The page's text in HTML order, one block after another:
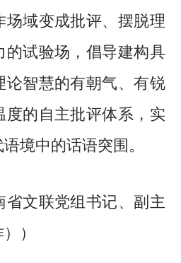
域变成批评、摆脱理
试验场，倡导建构具
智慧的有朝气、有锐
的自主批评体系，实
境中的话语突围。
文联党组书记、副主
）